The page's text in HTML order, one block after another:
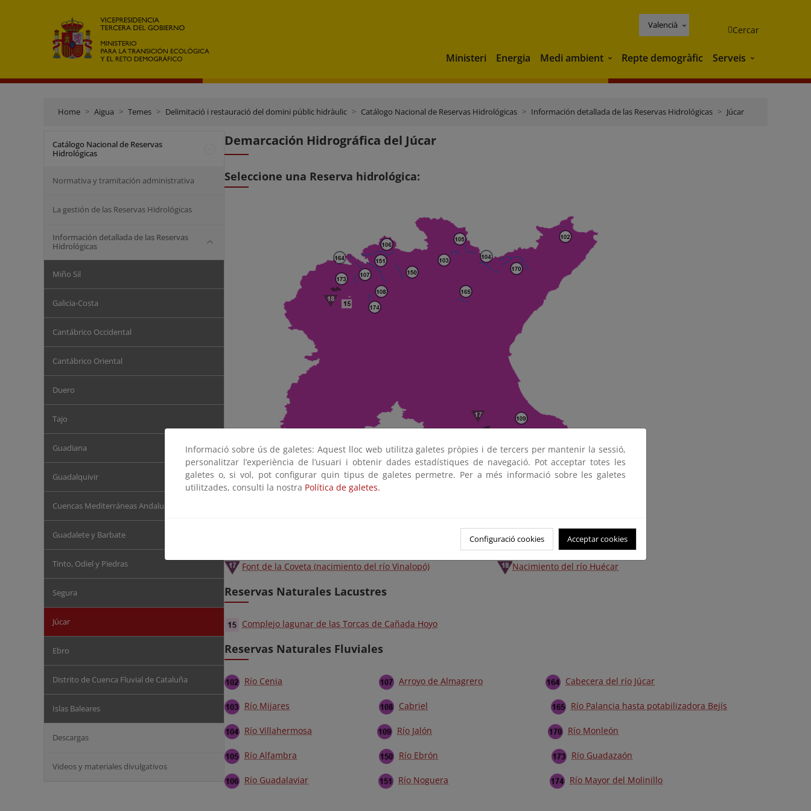
Valencià Cercar
Ministeri Energia Medi ambient Medi ambient
Repte demogràfic Serveis Serveis
Home Aigua Temes Delimitació i restauració del domini públic hidràulic Catálogo Nacional de Reservas Hidrológicas Información detallada de las Reservas Hidrológicas Júcar
Catálogo Nacional de Reservas
Hidrológicas
Normativa y tramitación administrativa
La gestión de las Reservas Hidrológicas
Información detallada de las Reservas
Hidrológicas
Miño Sil
Galicia-Costa
Cantábrico Occidental
Cantábrico Oriental
Duero
Tajo
Guadiana
Guadalquivir
Cuencas Mediterráneas Andaluzas
Guadalete y Barbate
Tinto, Odiel y Piedras
Segura
Júcar
Ebro
Distrito de Cuenca Fluvial de Cataluña
Islas Baleares
Descargas
Videos y materiales divulgativos
Demarcación Hidrográfica del Júcar
Seleccione una Reserva hidrológica:
Font de la Coveta (nacimiento del río Vinalopó) Nacimiento del río Huécar
Reservas Naturales Lacustres
Complejo lagunar de las Torcas de Cañada Hoyo
Reservas Naturales Fluviales
Río Cenia Arroyo de Almagrero Cabecera del río Júcar
Río Mijares Cabriel Río Palancia hasta potabilizadora Bejís
Río Villahermosa Río Jalón Río Monleón
Río Alfambra Río Ebrón Río Guadazaón
Río Guadalaviar Río Noguera Río Mayor del Molinillo
Informació sobre ús de galetes: Aquest lloc web utilitza galetes pròpies i de tercers per mantenir la sessió,
personalitzar l’experiència de l’usuari i obtenir dades estadístiques de navegació. Pot acceptar totes les
galetes o, si vol, pot configurar quin tipus de galetes permetre. Per a més informació sobre les galetes
utilitzades, consulti la nostra Política de galetes.
Configuració cookies Acceptar cookies